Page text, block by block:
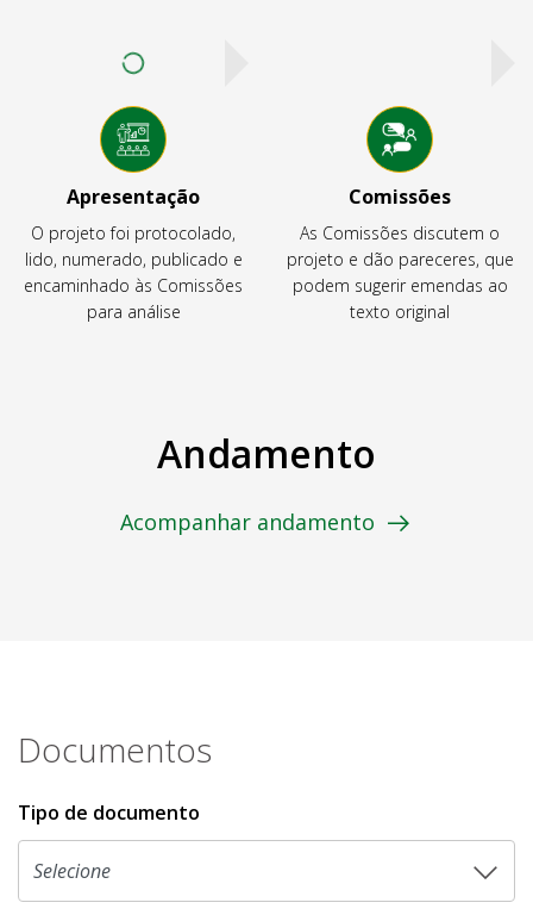
Apresentação
O projeto foi protocolado,
lido, numerado, publicado e
encaminhado às Comissões
para análise
Comissões
As Comissões discutem o
projeto e dão pareceres, que
podem sugerir emendas ao
texto original
Andamento
Acompanhar andamento
Documentos
Tipo de documento